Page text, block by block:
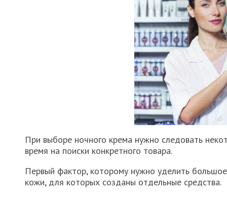
При выборе ночного крема нужно следовать
время на поиски конкретного товара.
Первый фактор, которому нужно уделить
кожи, для которых созданы отдельные средства.